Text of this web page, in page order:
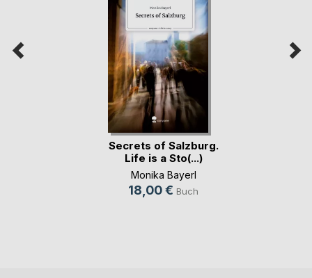
Secrets of Salzburg.
Life is a Sto(...)
Monika Bayerl
18,00 € Buch